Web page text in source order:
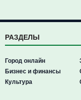
РАЗДЕЛЫ
Город онлайн
Бизнес и финансы
Культура